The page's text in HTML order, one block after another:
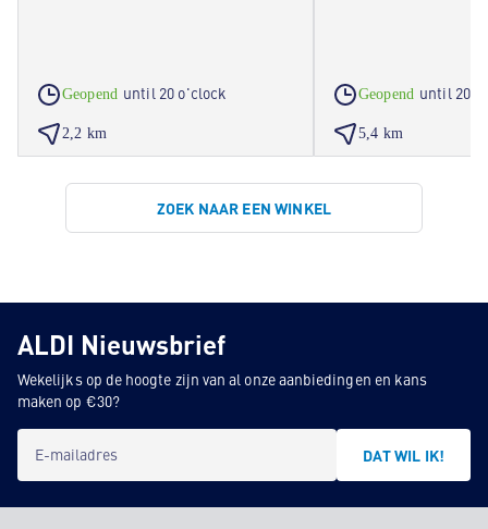
Geopend until 20 o'clock
2,2 km
Geopend until 20
5,4 km
ZOEK NAAR EEN WINKEL
ALDI Nieuwsbrief
Wekelijks op de hoogte zijn van al onze aanbiedingen en kans
maken op €30?
E-mailadres DAT WIL IK!